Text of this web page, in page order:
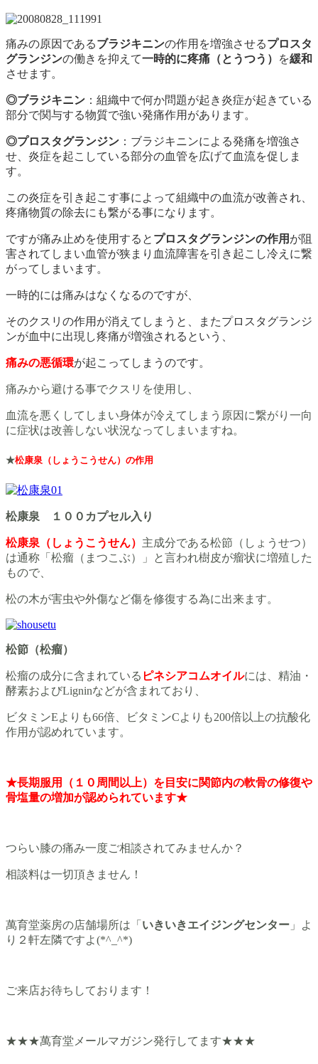
痛みの原因であるブラジキニンの作用を増強させるプロスタ
グランジンの働きを抑えて一時的に疼痛（とうつう） を緩和
させます。
◎ブラジキニン ：組織中で何か問題が起き炎症が起きている
部分で関与する物質で強い発痛作用があります。
◎プロスタグランジン ：ブラジキニンによる発痛を増強さ
せ、炎症を起こしている部分の血管を広げて血流を促しま
す。
この炎症を引き起こす事によって組織中の血流が改善され、
疼痛物質の除去にも繋がる事になります。
ですが痛み止めを使用すると プロスタグランジンの作用 が阻
害されてしまい血管が狭まり血流障害を引き起こし冷えに繋
がってしまいます。
一時的には痛みはなくなるのですが、
そのクスリの作用が消えてしまうと、またプロスタグランジ
ンが血中に出現し疼痛が増強されるという、
痛みの悪循環が起こってしまうのです。
痛みから避ける事でクスリを使用し、
血流を悪くしてしまい身体が冷えてしまう原因に繋がり一向
に症状は改善しない状況なってしまいますね。
★松康泉（しょうこうせん）の作用
松康泉 １００カプセル入り
松康泉（しょうこうせん） 主成分である松節（しょうせつ）
は通称「松瘤（まつこぶ）」と言われ樹皮が瘤状に増殖した
もので、
松の木が害虫や外傷など傷を修復する為に出来ます。
松節（松瘤）
松瘤の成分に含まれている ピネシアコムオイルには、精油・
酵素およびLigninなどが含まれており、
ビタミンEよりも66倍、ビタミンCよりも200倍以上の抗酸化
作用が認めれています。
★長期服用（１０周間以上）を目安に関節内の軟骨の修復や
骨塩量の増加が認められています★
つらい膝の痛み一度ご相談されてみませんか？
相談料は一切頂きません！
萬育堂薬房の店舗場所は「 いきいきエイジングセンター 」よ
り２軒左隣ですよ(*^_^*)
ご来店お待ちしております！
★★★萬育堂メールマガジン発行してます★★★